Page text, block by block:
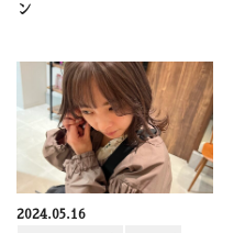
ン
2024.05.16